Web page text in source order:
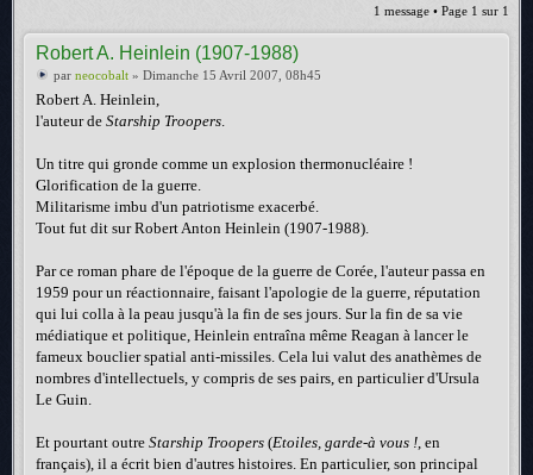
1 message • Page 1 sur 1
Robert A. Heinlein (1907-1988)
par neocobalt » Dimanche 15 Avril 2007, 08h45
Robert A. Heinlein,
l'auteur de Starship Troopers.
Un titre qui gronde comme un explosion thermonucléaire !
Glorification de la guerre.
Militarisme imbu d'un patriotisme exacerbé.
Tout fut dit sur Robert Anton Heinlein (1907-1988).
Par ce roman phare de l'époque de la guerre de Corée, l'auteur passa en
1959 pour un réactionnaire, faisant l'apologie de la guerre, réputation
qui lui colla à la peau jusqu'à la fin de ses jours. Sur la fin de sa vie
médiatique et politique, Heinlein entraîna même Reagan à lancer le
fameux bouclier spatial anti-missiles. Cela lui valut des anathèmes de
nombres d'intellectuels, y compris de ses pairs, en particulier d'Ursula
Le Guin.
Et pourtant outre Starship Troopers (Etoiles, garde-à vous !, en
français), il a écrit bien d'autres histoires. En particulier, son principal